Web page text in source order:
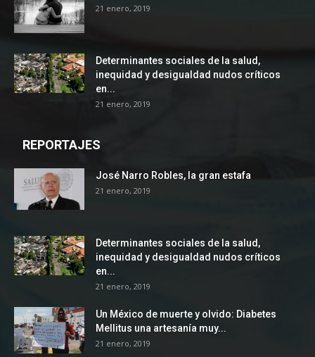
21 enero, 2019
Determinantes sociales de la salud,
inequidad y desigualdad nudos críticos
en...
21 enero, 2019
REPORTAJES
José Narro Robles, la gran estafa
21 enero, 2019
Determinantes sociales de la salud,
inequidad y desigualdad nudos críticos
en...
21 enero, 2019
Un México de muerte y olvido: Diabetes
Mellitus una artesanía muy...
21 enero, 2019